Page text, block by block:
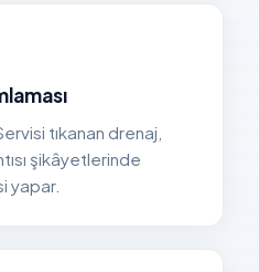
tıkanan drenaj,
şikâyetlerinde
yapar.